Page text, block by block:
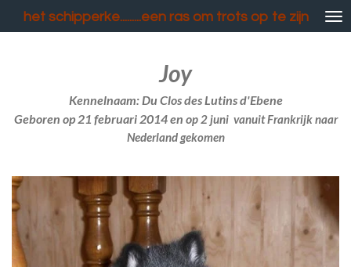
direct
het schipperke.........een ras om trots op te zijn
Joy
Kennelnaam: Du Clos des Lutins d'Ebene
Geboren op 21 februari 2014 en op 2 juni vanuit Frankrijk naar
Nederland gekomen